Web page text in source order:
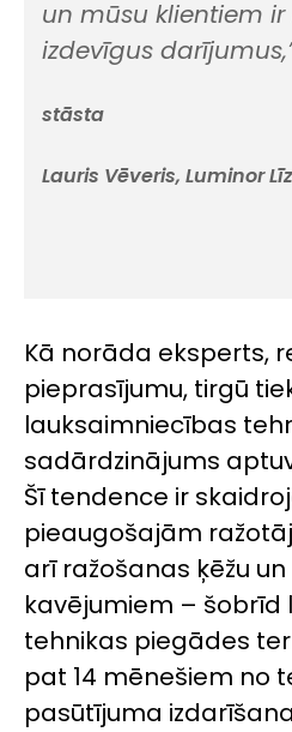
un mūsu klientiem
izdevīgus
stāsta
Lauris Vēveris, Luminor
Kā norāda eksperts,
pieprasījumu, tirgū
lauksaimniecības
sadārdzinājums
Šī tendence ir
pieaugošajām
arī ražošanas ķēžu
kavējumiem – šobrīd
tehnikas piegādes
pat 14 mēnešiem no
pasūtījuma